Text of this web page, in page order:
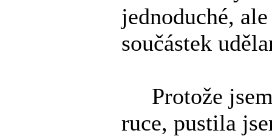
jednoduché,
součástek
Protože jsem
ruce, pustila